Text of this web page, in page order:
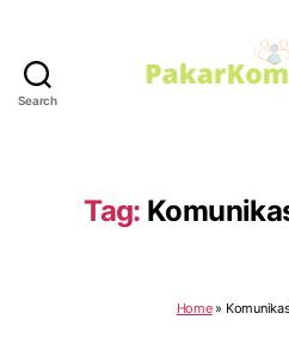
Search
Tag:
Home»